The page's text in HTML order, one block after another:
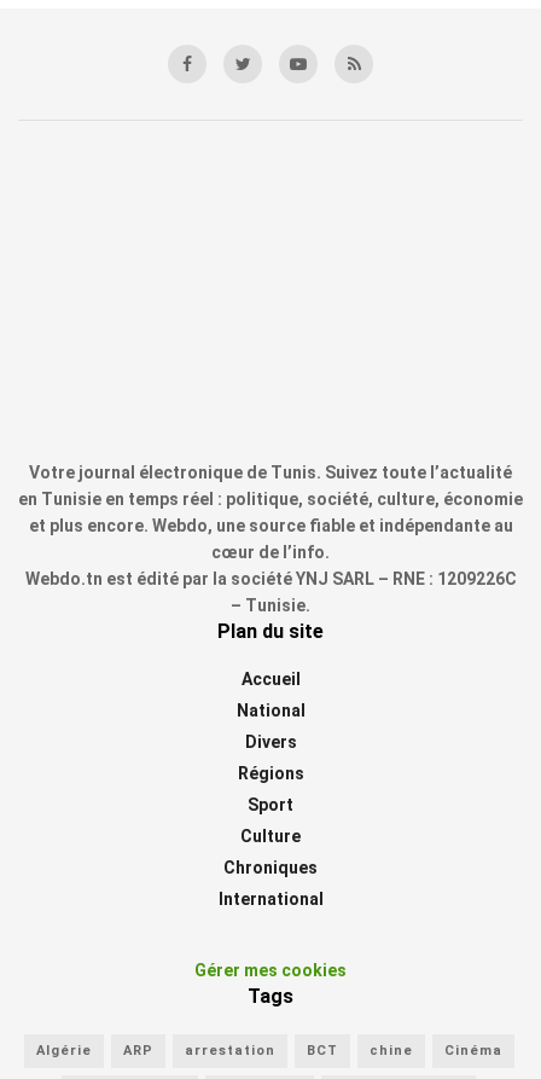
Votre journal électronique de Tunis. Suivez toute l’actualité
en Tunisie en temps réel : politique, société, culture, économie
et plus encore. Webdo, une source fiable et indépendante au
cœur de l’info.
Webdo.tn est édité par la société YNJ SARL – RNE : 1209226C
– Tunisie.
Plan du site
Accueil
National
Divers
Régions
Sport
Culture
Chroniques
International
Gérer mes cookies
Tags
Algérie ARP arrestation BCT chine Cinéma